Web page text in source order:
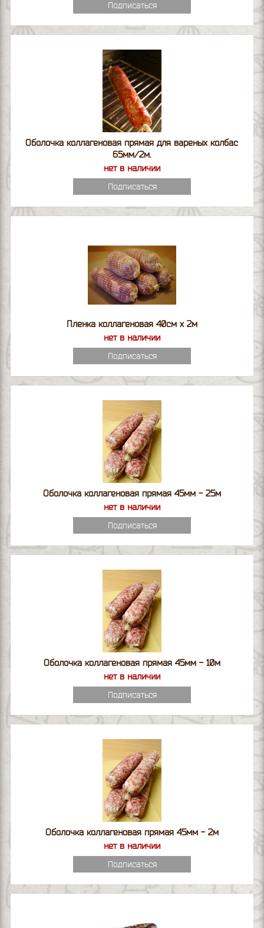
Подписаться
Оболочка коллагеновая прямая для вареных колбас
65мм/2м.
нет в наличии
Подписаться
Пленка коллагеновая 40см х 2м
нет в наличии
Подписаться
Оболочка коллагеновая прямая 45мм - 25м
нет в наличии
Подписаться
Оболочка коллагеновая прямая 45мм - 10м
нет в наличии
Подписаться
Оболочка коллагеновая прямая 45мм - 2м
нет в наличии
Подписаться